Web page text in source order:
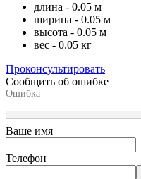
длина - 0.05 м
ширина - 0.05 м
высота - 0.05 м
вес - 0.05 кг
Проконсультировать
Сообщить об ошибке
Ошибка
Ваше имя
Телефон